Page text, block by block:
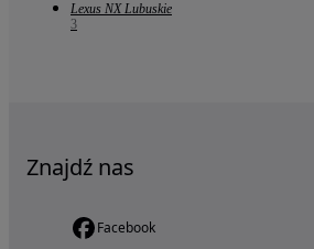
Lexus NX Lubuskie
3
Znajdź nas
Facebook